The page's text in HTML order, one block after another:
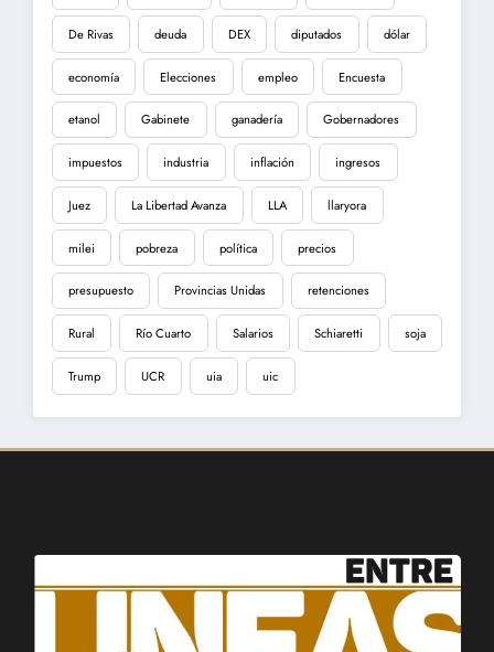
De Rivas deuda DEX diputados dólar
economía Elecciones empleo Encuesta
etanol Gabinete ganadería Gobernadores
impuestos industria inflación ingresos
Juez La Libertad Avanza LLA llaryora
milei pobreza política precios
presupuesto Provincias Unidas retenciones
Rural Río Cuarto Salarios Schiaretti soja
Trump UCR uia uic